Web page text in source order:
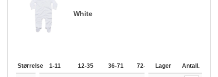
White
Størrelse 1-11 12-35 36-71 72-143 144-287
Lager Antall.